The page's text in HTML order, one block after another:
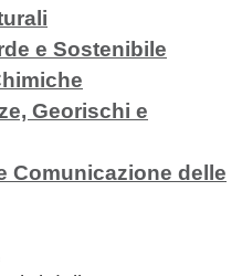
e Sostenibile
Georischi e
Comunicazione delle